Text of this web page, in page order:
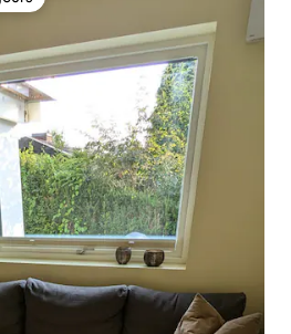
les plus appréciés